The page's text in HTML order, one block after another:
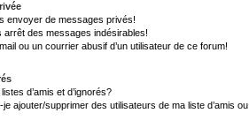
envoyer de messages privés!
arrêt des messages indésirables!
ou un courrier abusif d’un utilisateur de ce forum!
d’amis et d’ignorés?
ajouter/supprimer des utilisateurs de ma liste d’amis ou